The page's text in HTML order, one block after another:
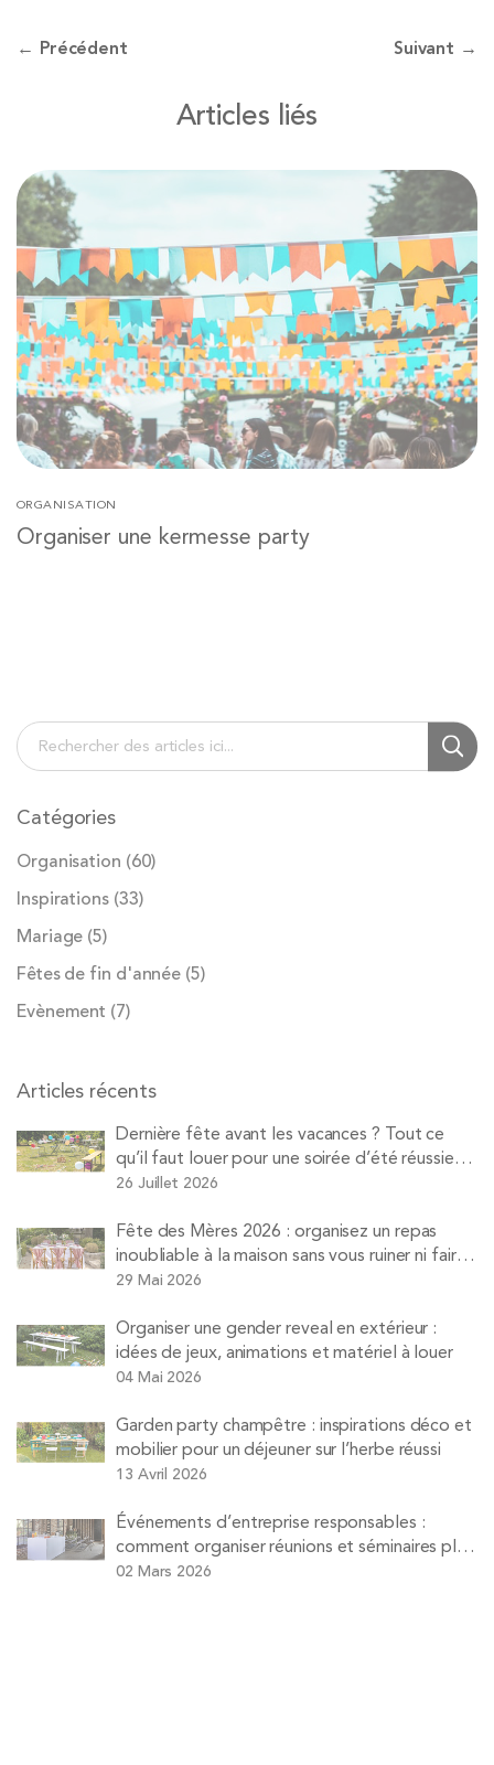
← Précédent Suivant →
Articles liés
ORGANISATION
Organiser une kermesse party
Chercher
Catégories
Organisation (60)
Inspirations (33)
Mariage (5)
Fêtes de fin d'année (5)
Evènement (7)
Articles récents
Dernière fête avant les vacances ? Tout ce
qu’il faut louer pour une soirée d’été réussie
avec Pops
26 Juillet 2026
Fête des Mères 2026 : organisez un repas
inoubliable à la maison sans vous ruiner ni faire
la vaisselle
29 Mai 2026
Organiser une gender reveal en extérieur :
idées de jeux, animations et matériel à louer
04 Mai 2026
Garden party champêtre : inspirations déco et
mobilier pour un déjeuner sur l’herbe réussi
13 Avril 2026
Événements d’entreprise responsables :
comment organiser réunions et séminaires plus
durables
02 Mars 2026